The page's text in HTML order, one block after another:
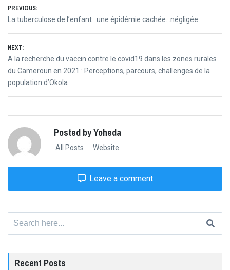
Post
navigation
PREVIOUS:
Previous
post:
La tuberculose de l’enfant : une épidémie cachée…négligée
NEXT:
Next
post:
A la recherche du vaccin contre le covid19 dans les zones rurales
du Cameroun en 2021 : Perceptions, parcours, challenges de la
population d’Okola
Posted by Yoheda
All Posts Website
Leave a comment
Recent Posts